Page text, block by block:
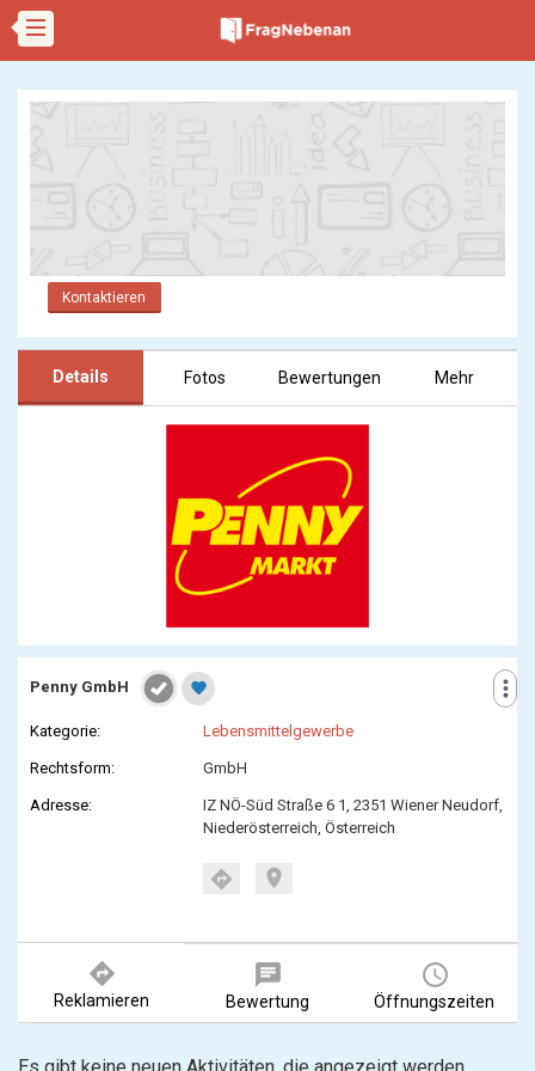
Kontaktieren
Details Fotos Bewertungen Mehr
more_vert
Penny GmbH favorite
Kategorie: Lebensmittelgewerbe
Rechtsform: GmbH
Adresse:
IZ NÖ-Süd Straße 6 1, 2351 Wiener Neudorf,
Niederösterreich, Österreich
directions location_on
directions
Reklamieren
chat
Bewertung
query_builder
Öffnungszeiten